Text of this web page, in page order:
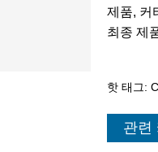
제품, 커
최종 제
핫 태그:
관련